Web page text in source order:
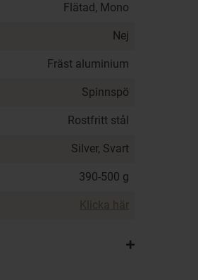
Flätad, Mono
Nej
Fräst aluminium
Spinnspö
Rostfritt stål
Silver, Svart
390-500 g
Klicka här